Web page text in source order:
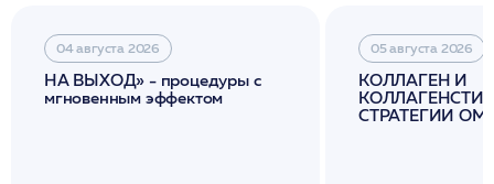
04 августа 2026
НА ВЫХОД» - процедуры с
мгновенным эффектом
05 августа 2026
КОЛЛАГЕН И
СТРАТЕГИИ